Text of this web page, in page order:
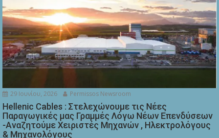
29 Ιουνίου, 2026 Permissos Newsroom
Hellenic Cables : Στελεχώνουμε τις Νέες
Παραγωγικές μας Γραμμές Λόγω Νέων Επενδύσεων
-Αναζητούμε Χειριστές Μηχανών , Ηλεκτρολόγους
& Μηχανολόγους